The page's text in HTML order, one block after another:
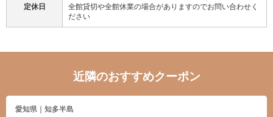
定休日
全館貸切や全館休業の場合がありますのでお問い合わせく
ださい
近隣のおすすめクーポン
愛知県｜知多半島